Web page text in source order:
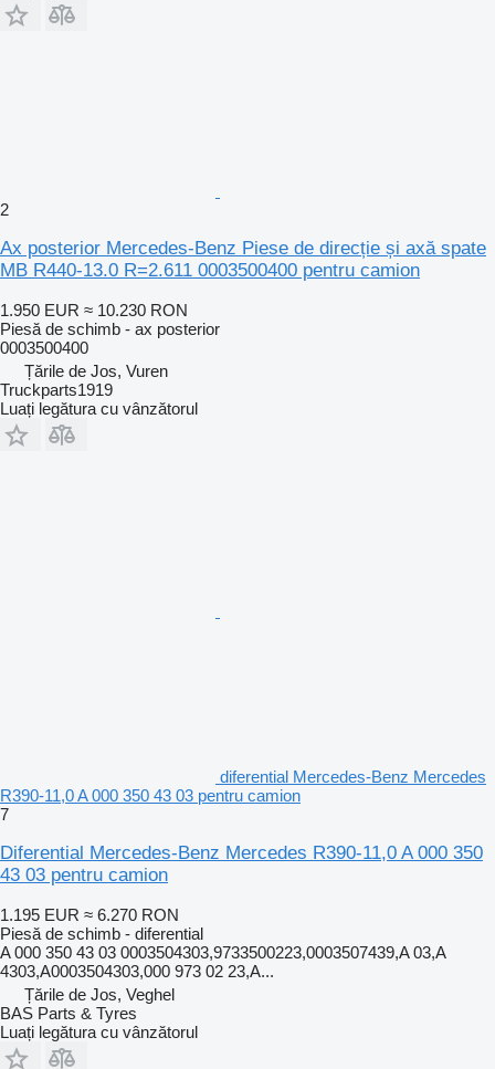
2
Ax posterior Mercedes-Benz Piese de direcție și axă spate
MB R440-13.0 R=2.611 0003500400 pentru camion
1.950 EUR ≈ 10.230 RON
Piesă de schimb - ax posterior
0003500400
Țările de Jos, Vuren
Truckparts1919
Luați legătura cu vânzătorul
diferential Mercedes-Benz Mercedes
R390-11,0 A 000 350 43 03 pentru camion
7
Diferential Mercedes-Benz Mercedes R390-11,0 A 000 350
43 03 pentru camion
1.195 EUR ≈ 6.270 RON
Piesă de schimb - diferential
A 000 350 43 03 0003504303,9733500223,0003507439,A 03,A
4303,A0003504303,000 973 02 23,A...
Țările de Jos, Veghel
BAS Parts & Tyres
Luați legătura cu vânzătorul